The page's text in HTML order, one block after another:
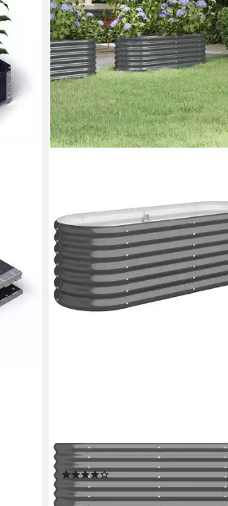
mit stabilen inneren Stützbügeln
(24)
ab 46,95 € UVP72,95 €